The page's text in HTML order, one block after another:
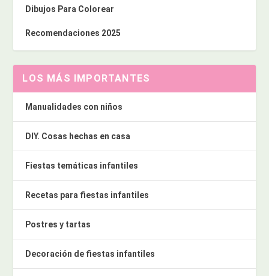
Dibujos Para Colorear
Recomendaciones 2025
LOS MÁS IMPORTANTES
Manualidades con niños
DIY. Cosas hechas en casa
Fiestas temáticas infantiles
Recetas para fiestas infantiles
Postres y tartas
Decoración de fiestas infantiles